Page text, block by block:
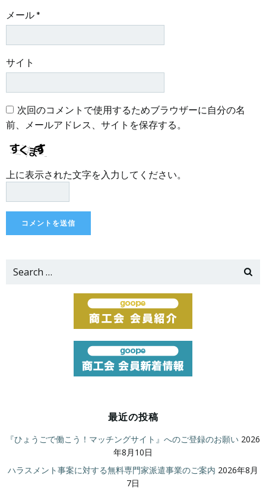
メール*
サイト
次回のコメントで使用するためブラウザーに自分の名
前、メールアドレス、サイトを保存する。
上に表示された文字を入力してください。
Search
最近の投稿
『ひょうごで働こう！マッチングサイト』へのご登録のお願い 2026
年8月10日
ハラスメント事案に対する無料専門家派遣事業のご案内 2026年8月
7日